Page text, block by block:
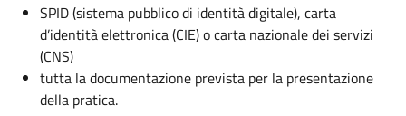
SPID (sistema pubblico di identità digitale), carta
d’identità elettronica (CIE) o carta nazionale dei servizi
(CNS)
tutta la documentazione prevista per la presentazione
della pratica.